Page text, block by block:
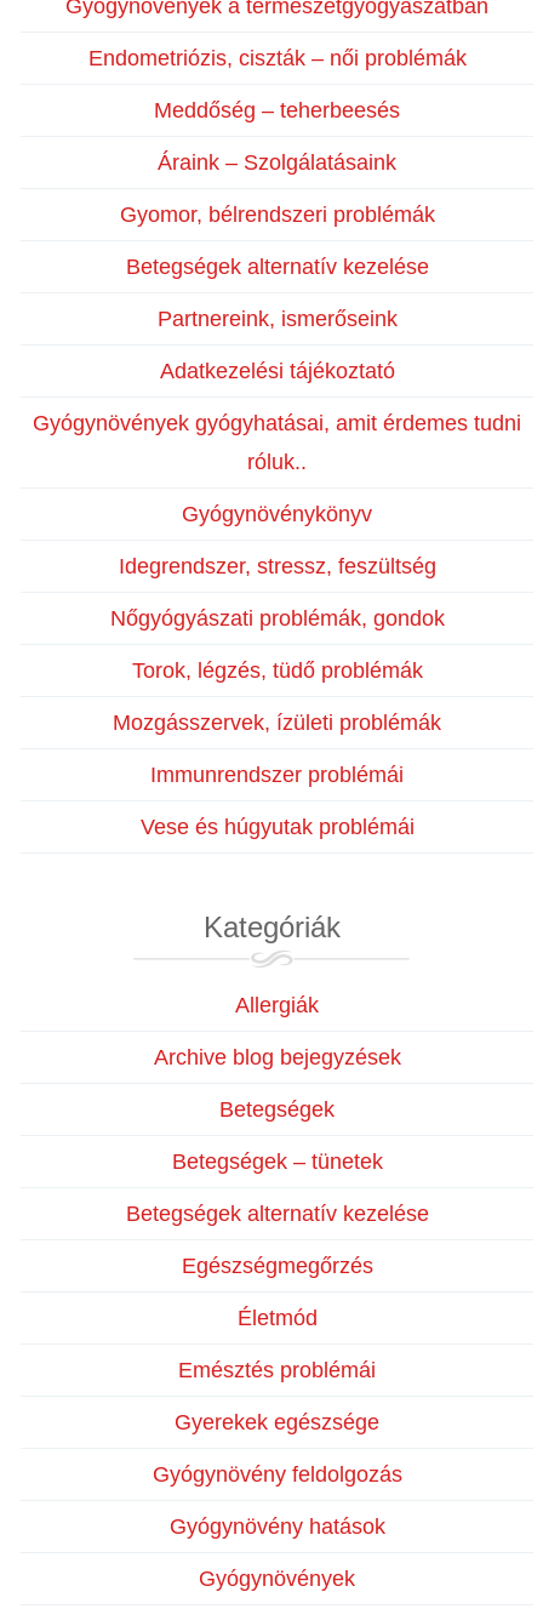
Gyógynövények a természetgyógyászatban
Endometriózis, ciszták – női problémák
Meddőség – teherbeesés
Áraink – Szolgálatásaink
Gyomor, bélrendszeri problémák
Betegségek alternatív kezelése
Partnereink, ismerőseink
Adatkezelési tájékoztató
Gyógynövények gyógyhatásai, amit érdemes tudni
róluk..
Gyógynövénykönyv
Idegrendszer, stressz, feszültség
Nőgyógyászati problémák, gondok
Torok, légzés, tüdő problémák
Mozgásszervek, ízületi problémák
Immunrendszer problémái
Vese és húgyutak problémái
Kategóriák
Allergiák
Archive blog bejegyzések
Betegségek
Betegségek – tünetek
Betegségek alternatív kezelése
Egészségmegőrzés
Életmód
Emésztés problémái
Gyerekek egészsége
Gyógynövény feldolgozás
Gyógynövény hatások
Gyógynövények